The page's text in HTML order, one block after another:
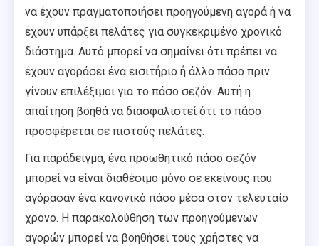
να έχουν πραγματοποιήσει προηγούμενη αγορά ή να
έχουν υπάρξει πελάτες για συγκεκριμένο χρονικό
διάστημα. Αυτό μπορεί να σημαίνει ότι πρέπει να
έχουν αγοράσει ένα εισιτήριο ή άλλο πάσο πριν
γίνουν επιλέξιμοι για το πάσο σεζόν. Αυτή η
απαίτηση βοηθά να διασφαλιστεί ότι το πάσο
προσφέρεται σε πιστούς πελάτες.
Για παράδειγμα, ένα προωθητικό πάσο σεζόν
μπορεί να είναι διαθέσιμο μόνο σε εκείνους που
αγόρασαν ένα κανονικό πάσο μέσα στον τελευταίο
χρόνο. Η παρακολούθηση των προηγούμενων
αγορών μπορεί να βοηθήσει τους χρήστες να